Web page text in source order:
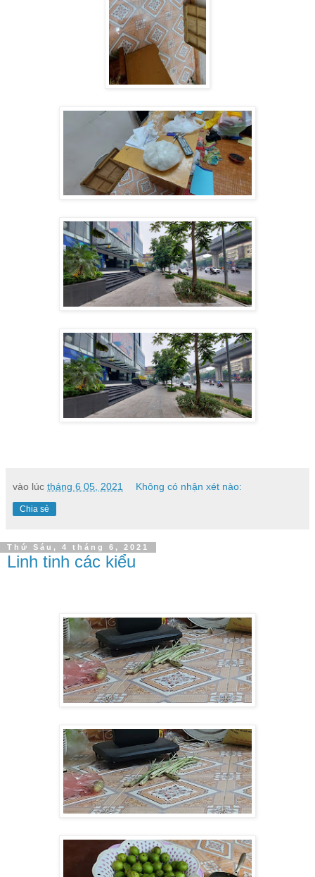
vào lúc tháng 6 05, 2021 Không có nhận xét nào:
Chia sẻ
Thứ Sáu, 4 tháng 6, 2021
Linh tinh các kiểu